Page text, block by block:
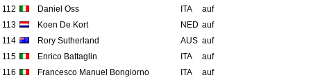
112
Daniel Oss ITA
auf
113
Koen De Kort NED auf
114
Rory Sutherland AUS auf
115
Enrico Battaglin ITA
auf
116
Francesco Manuel Bongiorno ITA
auf